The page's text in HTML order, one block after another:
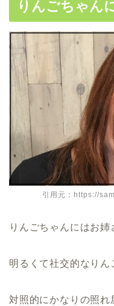
りんごちゃん
引用元：https://
りんごちゃんにはお姉
明るくて社交的なりん
対照的にかなりの照れ